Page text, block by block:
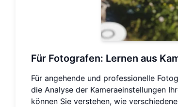
Für Fotografen: Lernen aus
Für angehende und professionelle
die Analyse der Kameraeinstellungen
können Sie verstehen, wie